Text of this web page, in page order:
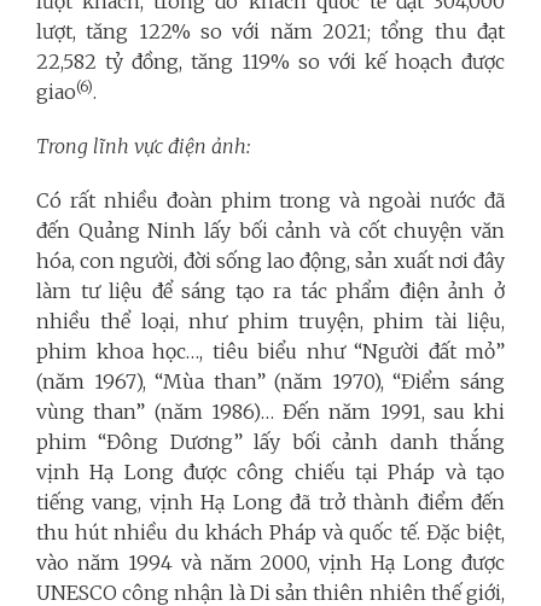
lượt, tăng 122% so với năm 2021; tổng thu đạt
22,582 tỷ đồng, tăng 119% so với kế hoạch được
giao(6).
Trong lĩnh vực điện ảnh:
Có rất nhiều đoàn phim trong và ngoài nước đã
đến Quảng Ninh lấy bối cảnh và cốt chuyện văn
hóa, con người, đời sống lao động, sản xuất nơi đây
làm tư liệu để sáng tạo ra tác phẩm điện ảnh ở
nhiều thể loại, như phim truyện, phim tài liệu,
phim khoa học…, tiêu biểu như “Người đất mỏ”
(năm 1967), “Mùa than” (năm 1970), “Điểm sáng
vùng than” (năm 1986)… Đến năm 1991, sau khi
phim “Đông Dương” lấy bối cảnh danh thắng
vịnh Hạ Long được công chiếu tại Pháp và tạo
tiếng vang, vịnh Hạ Long đã trở thành điểm đến
thu hút nhiều du khách Pháp và quốc tế. Đặc biệt,
vào năm 1994 và năm 2000, vịnh Hạ Long được
UNESCO công nhận là Di sản thiên nhiên thế giới,